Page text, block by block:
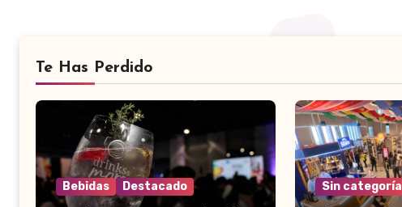
Te Has Perdido
Bebidas Destacado Sin categoría